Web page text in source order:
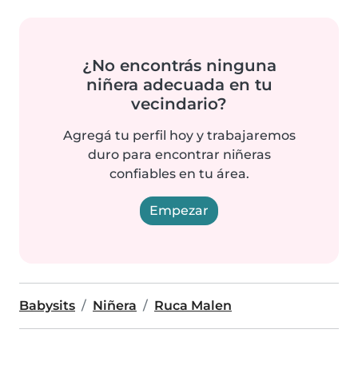
¿No encontrás ninguna
niñera adecuada en tu
vecindario?
Agregá tu perfil hoy y trabajaremos
duro para encontrar niñeras
confiables en tu área.
Empezar
Babysits Niñera Ruca Malen